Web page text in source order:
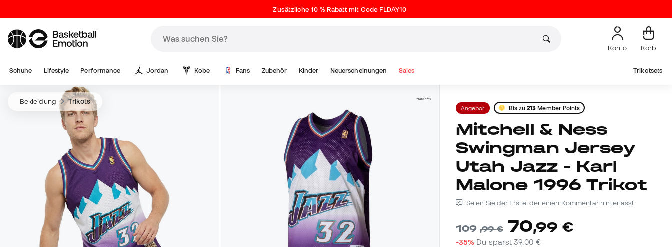
Zusätzliche 10 % Rabatt mit Code FLDAY10
Konto Korb
Schuhe Lifestyle Performance Jordan Kobe Fans Zubehör Kinder Neuerscheinungen Sales Trikotsets
Bekleidung Trikots
Angebot Bis zu213 Member Points
Mitchell & Ness
Swingman Jersey
Utah Jazz - Karl
Malone 1996 Trikot
Seien Sie der Erste, der einen Kommentar hinterlässt
109,99 € 70,99 €
-35% Du sparst39,00 €